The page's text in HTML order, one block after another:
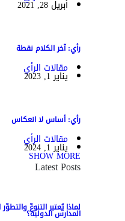
أبريل 28, 2021
رأي: آخر الكلام نقطة
مقالات الرأي
يناير 1, 2023
رأي: أساس لا انعكاس
مقالات الرأي
يناير 1, 2024
SHOW MORE
Latest Posts
لماذا يُعتبر التنوعّ
المدارس الدولية؟